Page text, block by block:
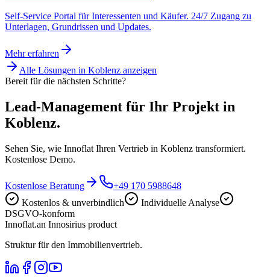
Self-Service Portal für Interessenten und Käufer. 24/7 Zugang zu
Unterlagen, Grundrissen und Updates.
Mehr erfahren
Alle Lösungen in Koblenz anzeigen
Bereit für die nächsten Schritte?
Lead-Management für Ihr Projekt in
Koblenz.
Sehen Sie, wie Innoflat Ihren Vertrieb in Koblenz transformiert.
Kostenlose Demo.
Kostenlose Beratung
+49 170 5988648
Kostenlos & unverbindlich
Individuelle Analyse
DSGVO-konform
Innoflat.an Innosirius product
Struktur für den Immobilienvertrieb.